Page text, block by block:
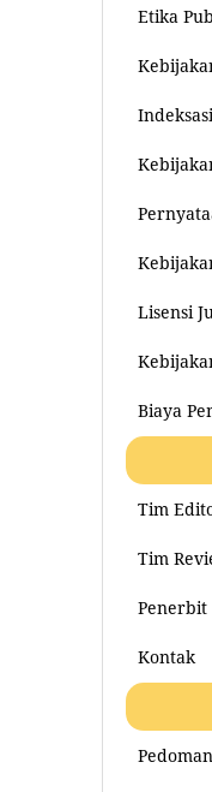
Etika
Lisensi
Biaya
Tim
Tim
Penerbit
Kontak